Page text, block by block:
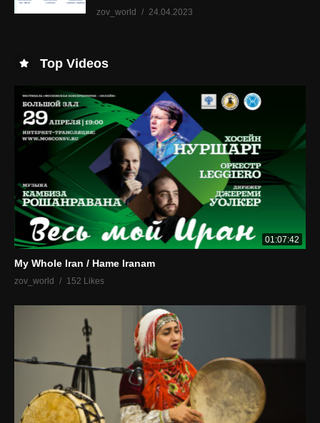
zov_world 24.04.2023
Top Videos
01:07:42
My Whole Iran / Hame Iranam
zov_world 152 Likes